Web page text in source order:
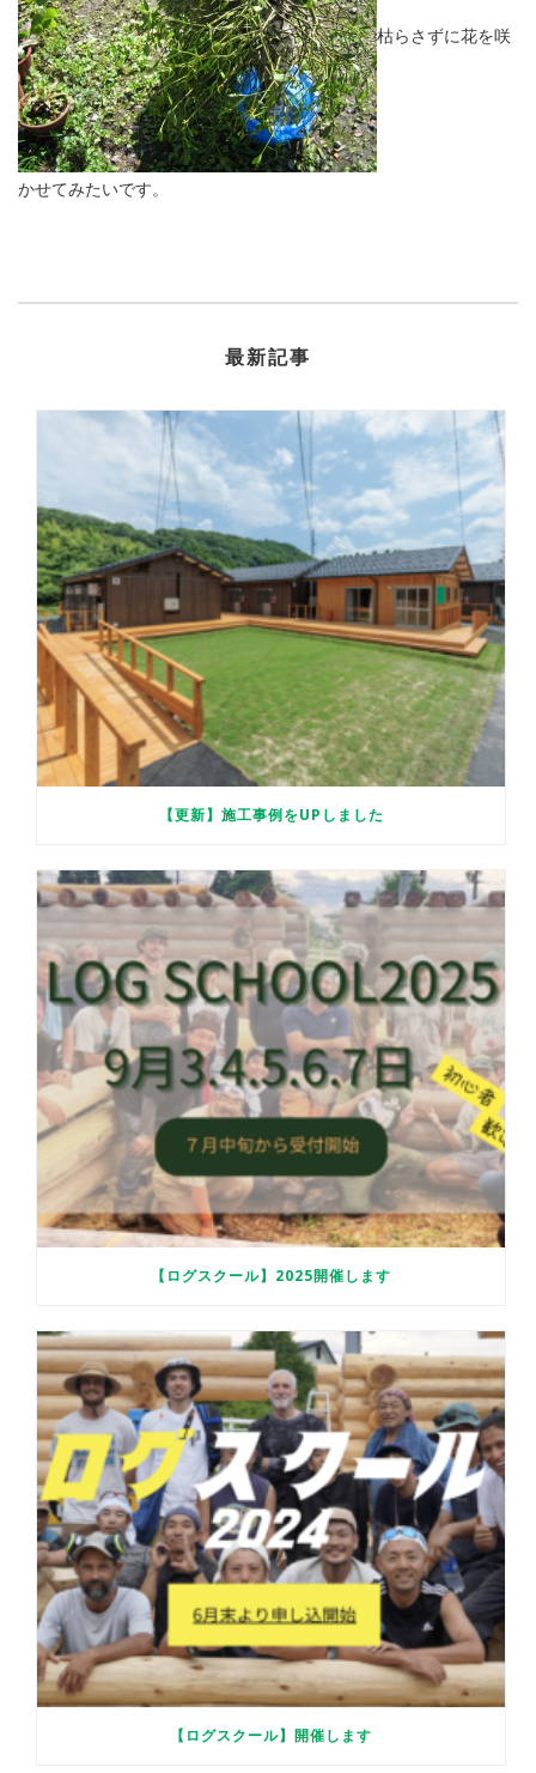
枯らさずに花を咲
かせてみたいです。
最新記事
【更新】施工事例をUPしました
【ログスクール】2025開催します
【ログスクール】開催します